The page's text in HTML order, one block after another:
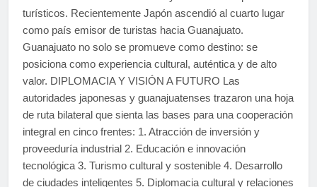
turísticos. Recientemente Japón ascendió al cuarto lugar
como país emisor de turistas hacia Guanajuato.
Guanajuato no solo se promueve como destino: se
posiciona como experiencia cultural, auténtica y de alto
valor. DIPLOMACIA Y VISIÓN A FUTURO Las
autoridades japonesas y guanajuatenses trazaron una hoja
de ruta bilateral que sienta las bases para una cooperación
integral en cinco frentes: 1. Atracción de inversión y
proveeduría industrial 2. Educación e innovación
tecnológica 3. Turismo cultural y sostenible 4. Desarrollo
de ciudades inteligentes 5. Diplomacia cultural y relaciones